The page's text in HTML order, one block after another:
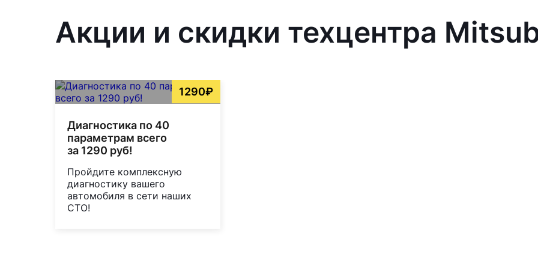
Акции и скидки техцентра
1290₽
Диагностика по 40
параметрам всего
за 1290 руб!
Пройдите комплексную
диагностику вашего
автомобиля в сети наших
СТО!